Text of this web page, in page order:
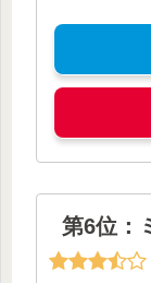
第6位：